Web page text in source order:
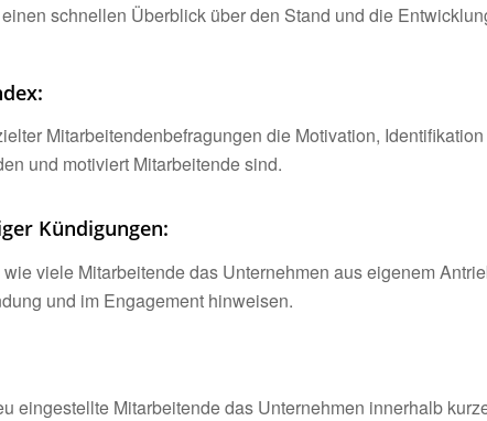
schnellen Überblick über den Stand und die
Mitarbeitendenbefragungen die Motivation,
und motiviert Mitarbeitende sind.
Kündigungen:
viele Mitarbeitende das Unternehmen aus eigenem
und im Engagement hinweisen.
eingestellte Mitarbeitende das Unternehmen innerhalb